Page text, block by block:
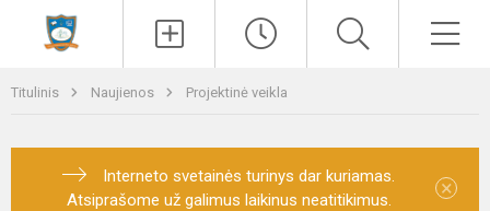
Titulinis Naujienos Projektinė veikla
Interneto svetainės turinys dar kuriamas.
Atsiprašome už galimus laikinus neatitikimus.
×